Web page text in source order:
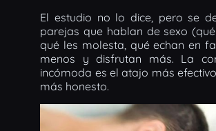
El estudio no lo dice, pero se
parejas que hablan de sexo
qué les molesta, qué echan en
menos y disfrutan más. La
incómoda es el atajo más
más honesto.